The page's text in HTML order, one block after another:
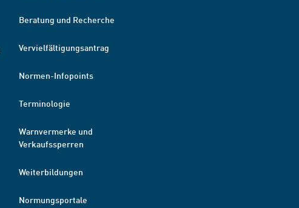
Beratung und Recherche
Vervielfältigungsantrag
Normen-Infopoints
Terminologie
Warnvermerke und
Verkaufssperren
Weiterbildungen
Normungsportale